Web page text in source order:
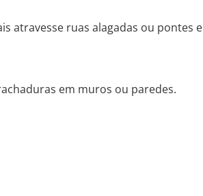
atravesse ruas alagadas ou pontes e
em muros ou paredes.